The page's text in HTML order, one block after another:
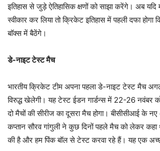
इतिहास से जुड़े ऐतिहासिक क्षणों को साझा करेंगे। अब यदि
स्वीकार कर लिया तो क्रिकेट इतिहास में पहली दफा
बाॅक्स में बैठेंगे।
डे-नाइट टेस्ट मैच
भारतीय क्रिकेट टीम अपना पहला डे-नाइट टेस्ट मैच
विरुद्ध खेलेगी। यह टेस्ट ईडन गार्डन्स में 22-26 नवंबर
दो मैचों की सीरीज का दूसरा मैच होगा। बीसीसीआई के नए
कप्तान सौरव गांगुली ने कुछ दिनों पहले मैच को लेकर कहा
की है और हम पिंक बॉल से टेस्ट करवा रहे हैं। यह एक